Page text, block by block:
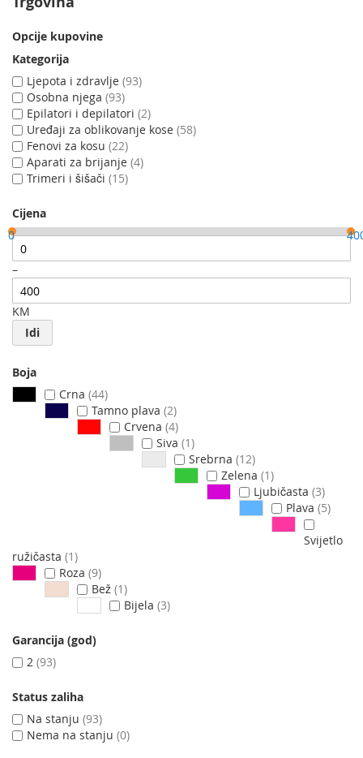
Opcije kupovine
Kategorija
Ljepota i zdravlje 93
Osobna njega 93
Epilatori i depilatori 2
Uređaji za oblikovanje kose 58
Fenovi za kosu 22
Aparati za brijanje 4
Trimeri i šišači 15
Cijena
0
–
KM
Idi
Boja
Crna 44
Tamno plava 2
Crvena 4
Siva 1
Srebrna 12
Zelena 1
Ljubičasta 3
Plava 5
Svijetlo
ružičasta 1
Roza 9
Bež 1
Bijela 3
Garancija (god)
2 93
Status zaliha
Na stanju 93
Nema na stanju 0